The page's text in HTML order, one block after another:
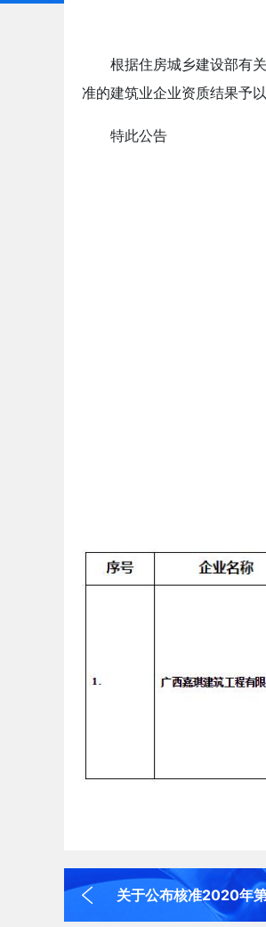
根据住房城乡建设部有
准的建筑业企业资质结果予以
特此公告
关于公布核准2020年